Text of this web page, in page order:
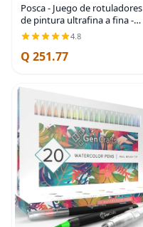
Posca - Juego de rotuladores
de pintura ultrafina a fina -
PC-1MR, PC-1M, PC-3M -
Tinta negra - Paquete de 3
4.8
Q 251.77